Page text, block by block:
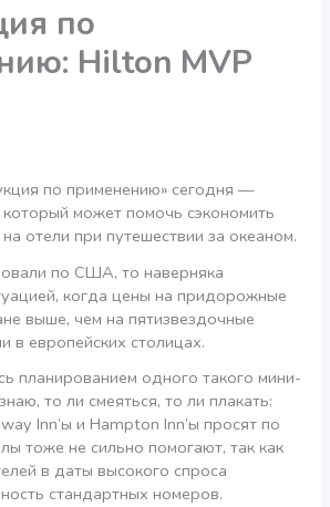
по
Hilton MVP
по применению» сегодня —
может помочь сэкономить
отели при путешествии за океаном.
по США, то наверняка
когда цены на придорожные
выше, чем на пятизвездочные
в европейских столицах.
планированием одного такого мини-
то ли смеяться, то ли плакать:
Inn’ы и Hampton Inn’ы просят по
тоже не сильно помогают, так как
в даты высокого спроса
стандартных номеров.